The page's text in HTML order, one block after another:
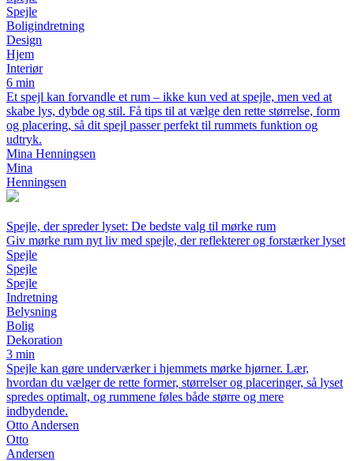
Spejle
Boligindretning
Design
Hjem
Interiør
6 min
Et spejl kan forvandle et rum – ikke kun ved at spejle, men ved at
skabe lys, dybde og stil. Få tips til at vælge den rette størrelse, form
og placering, så dit spejl passer perfekt til rummets funktion og
udtryk.
Mina Henningsen
Mina
Henningsen
Spejle, der spreder lyset: De bedste valg til mørke rum
Giv mørke rum nyt liv med spejle, der reflekterer og forstærker lyset
Spejle
Spejle
Spejle
Indretning
Belysning
Bolig
Dekoration
3 min
Spejle kan gøre underværker i hjemmets mørke hjørner. Lær,
hvordan du vælger de rette former, størrelser og placeringer, så lyset
spredes optimalt, og rummene føles både større og mere
indbydende.
Otto Andersen
Otto
Andersen